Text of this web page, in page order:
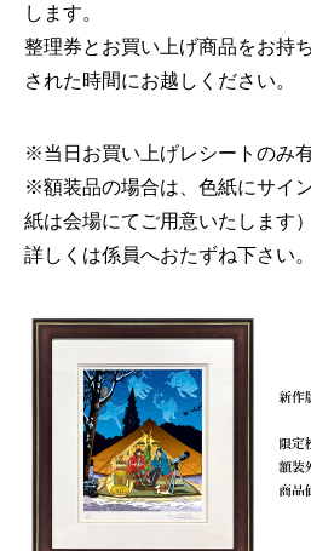
します。
整理券とお買い上げ商品をお持
された時間にお越しください。
※当日お買い上げレシートのみ
※額装品の場合は、色紙にサイ
紙は会場にてご用意いたします）
詳しくは係員へおたずね下さい。